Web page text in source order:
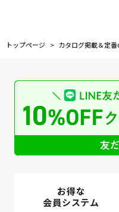
トップページ > カタログ掲載＆定
お得な
会員システム